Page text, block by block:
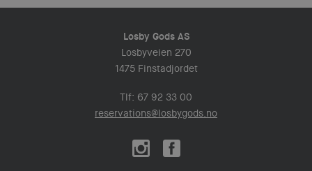
Losby Gods AS
Losbyveien 270
1475 Finstadjordet
Tlf: 67 92 33 00
reservations@losbygods.no